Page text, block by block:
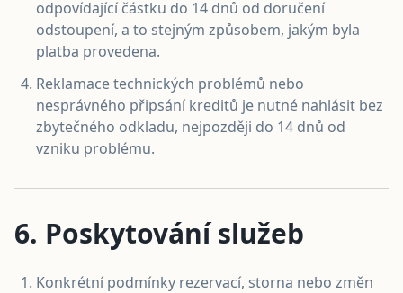
odpovídající částku do 14 dnů od doručení
odstoupení, a to stejným způsobem, jakým byla
platba provedena.
Reklamace technických problémů nebo
nesprávného připsání kreditů je nutné nahlásit bez
zbytečného odkladu, nejpozději do 14 dnů od
vzniku problému.
6. Poskytování služeb
Konkrétní podmínky rezervací, storna nebo změn